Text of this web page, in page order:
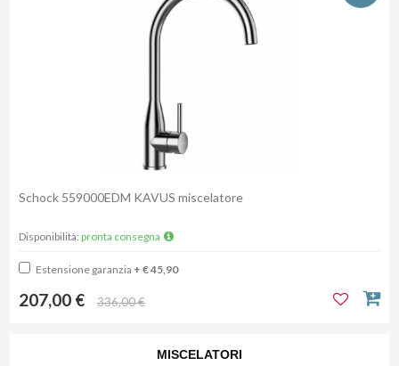
Schock 559000EDM KAVUS miscelatore
Disponibilità: pronta consegna
Estensione garanzia + € 45,90
207,00 € 336,00 €
MISCELATORI